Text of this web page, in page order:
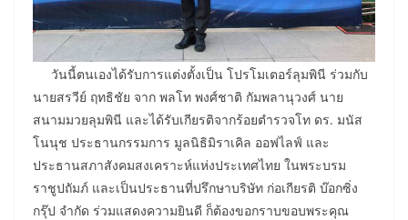
วันนี้ตนเองได้รับการแต่งตั้งเป็น โปรโมเตอร์ลุมพินี ร่วมกับ
นายสรวีย์ ฤทธิชัย จาก พลโท พงศ์ชาติ กัมพลานุวงศ์ นาย
สนามมวยลุมพินี และได้รับเกียรติจากร้อยตำรวจโท ดร. มนัส
โนนุช ประธานกรรมการ มูลนิธิมิราเคิล ออฟไลฟ์ และ
ประธานสภาสังคมสงเคราะห์แห่งประเทศไทย ในพระบรม
ราชูปถัมภ์ และเป็นประธานที่ปรึกษาบริษัท ก่อเกียรติ บ๊อกซิ่ง
กรุ๊ป จำกัด ร่วมแสดงความยินดี ก็ต้องขอกราบขอบพระคุณ